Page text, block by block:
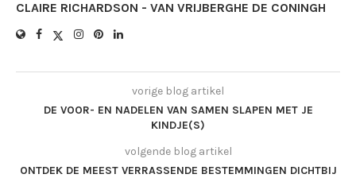
CLAIRE RICHARDSON - VAN VRIJBERGHE DE CONINGH
vorige blog artikel
DE VOOR- EN NADELEN VAN SAMEN SLAPEN MET JE
KINDJE(S)
volgende blog artikel
ONTDEK DE MEEST VERRASSENDE BESTEMMINGEN DICHTBIJ